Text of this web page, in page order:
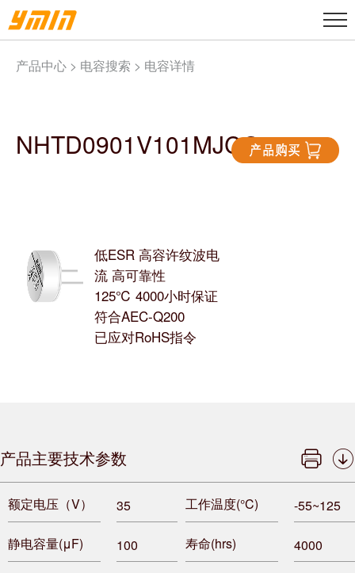
产品中心 > 电容搜索 > 电容详情
NHTD0901V101MJCG
低ESR 高容许纹波电
流 高可靠性
125℃ 4000小时保证
符合AEC-Q200
已应对RoHS指令
产品主要技术参数
额定电压（V） 35 工作温度(°C) -55~125
静电容量(μF) 100 寿命(hrs) 4000